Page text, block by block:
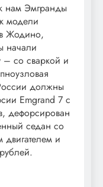
нам Эмгранды
модели
Жодино,
начали
– со сваркой и
должны
Emgrand 7 с
дефорсирован
седан со
двигателем и